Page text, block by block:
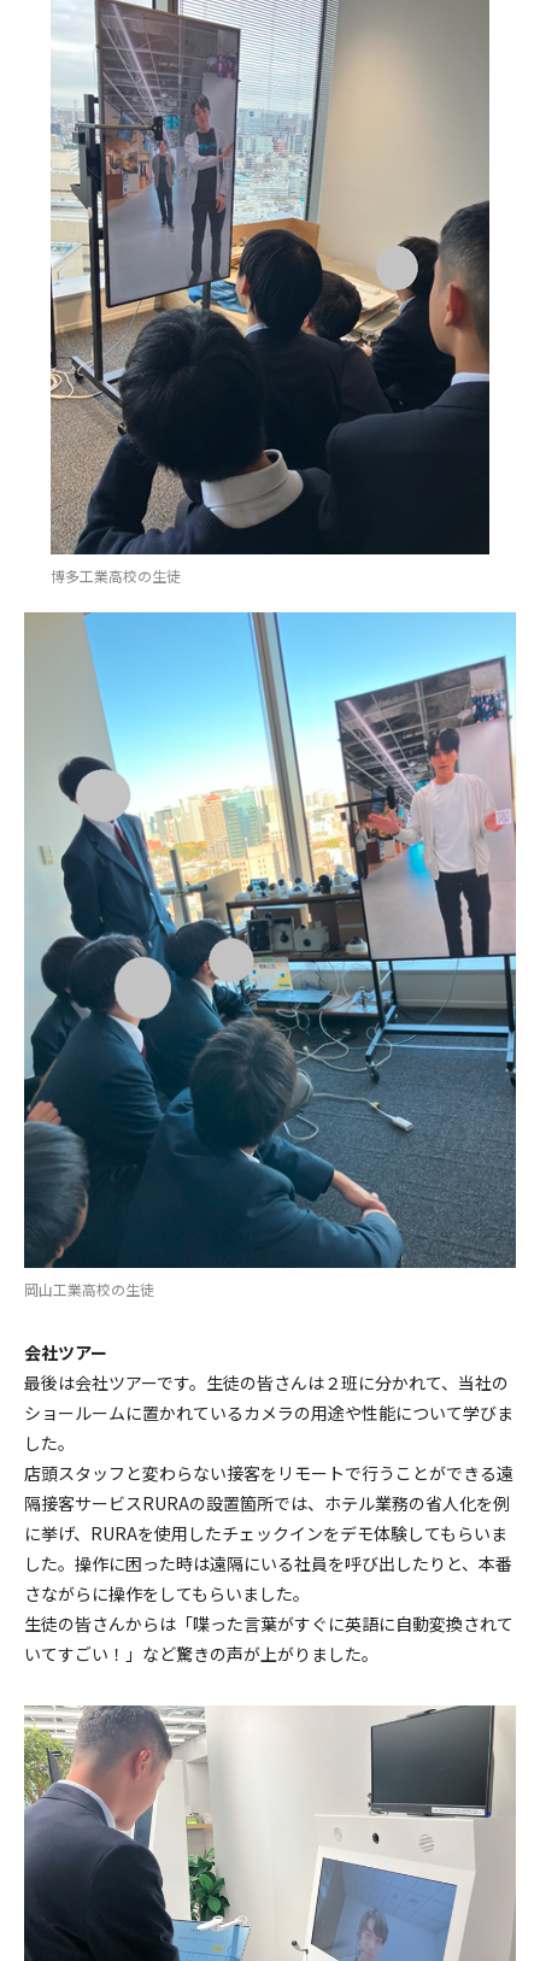
博多工業高校の生徒
岡山工業高校の生徒
会社ツアー
最後は会社ツアーです。生徒の皆さんは２班に分かれて、当社の
ショールームに置かれているカメラの用途や性能について学びま
した。
店頭スタッフと変わらない接客をリモートで行うことができる遠
隔接客サービスRURAの設置箇所では、ホテル業務の省人化を例
に挙げ、RURAを使用したチェックインをデモ体験してもらいま
した。操作に困った時は遠隔にいる社員を呼び出したりと、本番
さながらに操作をしてもらいました。
生徒の皆さんからは「喋った言葉がすぐに英語に自動変換されて
いてすごい！」など驚きの声が上がりました。